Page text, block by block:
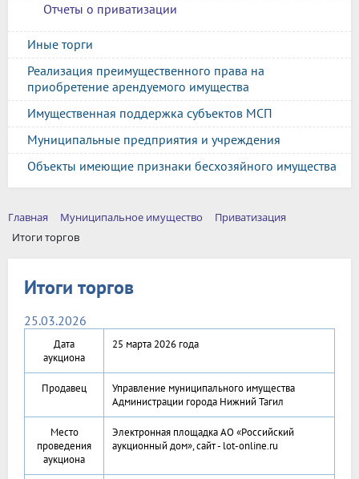
Отчеты о приватизации
Иные торги
Реализация преимущественного права на
приобретение арендуемого имущества
Имущественная поддержка субъектов МСП
Муниципальные предприятия и учреждения
Объекты имеющие признаки бесхозяйного имущества
Главная Муниципальное имущество
Приватизация
Итоги торгов
Итоги торгов
25.03.2026
Дата
аукциона
25 марта 2026 года
Продавец
Управление муниципального имущества
Администрации города Нижний Тагил
Место
проведения
аукциона
Электронная площадка АО «Российский
аукционный дом», сайт - lot-online.ru